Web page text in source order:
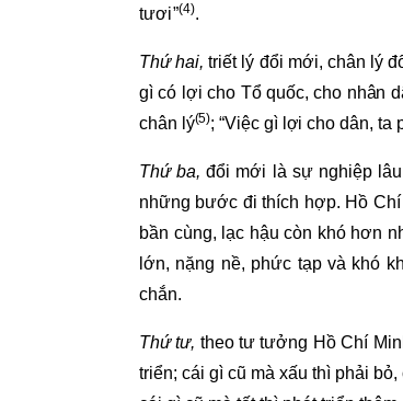
tươi”(4).
Thứ hai,triết lý đổi mới, chân lý
gì có lợi cho Tổ quốc, cho nhân
chân lý(5); “Việc gì lợi cho dân, ta
Thứ ba, đổi mới là sự nghiệp
những bước đi thích hợp. Hồ
bần cùng, lạc hậu còn khó hơn
lớn, nặng nề, phức tạp và khó
chắn.
Thứ tư, theo tư tưởng Hồ Chí
triển; cái gì cũ mà xấu thì phải